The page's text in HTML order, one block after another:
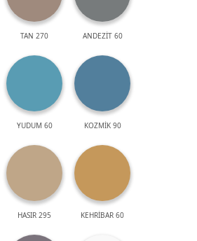
TAN 270 ANDEZİT 60
YUDUM 60 KOZMİK 90
HASIR 295 KEHRİBAR 60